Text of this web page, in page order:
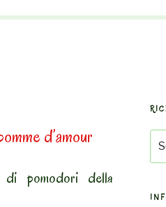
d’amour
di pomodori della
for: